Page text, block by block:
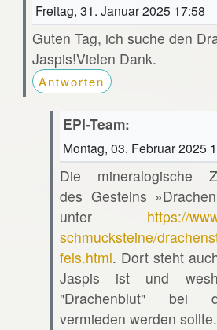
Freitag, 31. Januar 2025 17:58
Guten Tag, ich suche den
Jaspis!Vielen Dank.
Antworten
EPI-Team:
Montag, 03. Februar 2025
Die mineralogische
des Gesteins
unter https://
schmucksteine/
fels.html. Dort steht
Jaspis ist und
"Drachenblut" bei
vermieden werden sollte.